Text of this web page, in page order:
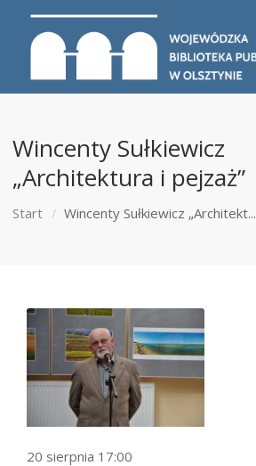
Wincenty Sułkiewicz
„Architektura i pejzaż”
Start Wincenty Sułkiewicz „Architekt...
20 sierpnia 17:00